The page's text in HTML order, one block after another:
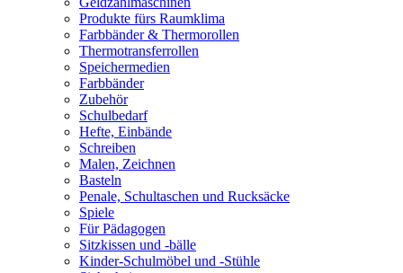
Produkte fürs Raumklima
Farbbänder & Thermorollen
Thermotransferrollen
Speichermedien
Farbbänder
Zubehör
Schulbedarf
Hefte, Einbände
Schreiben
Malen, Zeichnen
Basteln
Penale, Schultaschen und Rucksäcke
Spiele
Für Pädagogen
Sitzkissen und -bälle
Kinder-Schulmöbel und -Stühle